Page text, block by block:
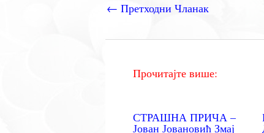
← Претходни Чланак
Прочитајте више:
СТРАШНА ПРИЧА –
Јован Јовановић Змај